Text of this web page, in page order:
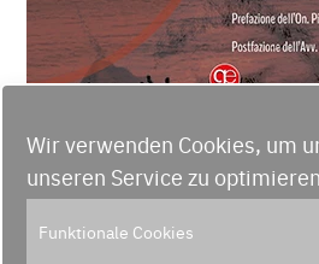
Wir verwenden Cookies, um
unseren Service zu
Funktionale Cookies